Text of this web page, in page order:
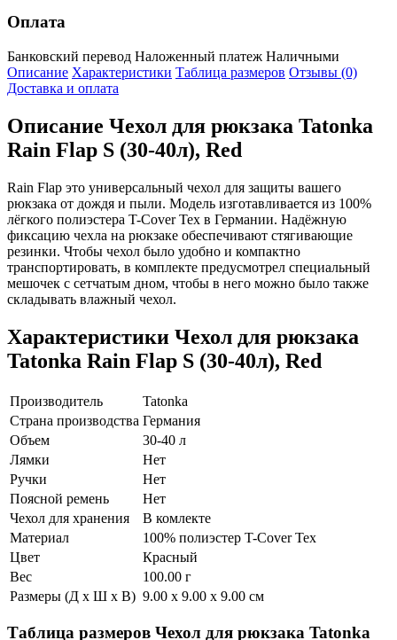
Оплата
Банковский перевод Наложенный платеж Наличными
Описание Характеристики Таблица размеров Отзывы (0)
Доставка и оплата
Описание Чехол для рюкзака Tatonka
Rain Flap S (30-40л), Red
Rain Flap это универсальный чехол для защиты вашего
рюкзака от дождя и пыли. Модель изготавливается из 100%
лёгкого полиэстера T-Cover Tex в Германии. Надёжную
фиксацию чехла на рюкзаке обеспечивают стягивающие
резинки. Чтобы чехол было удобно и компактно
транспортировать, в комплекте предусмотрел специальный
мешочек с сетчатым дном, чтобы в него можно было также
складывать влажный чехол.
Характеристики Чехол для рюкзака
Tatonka Rain Flap S (30-40л), Red
Производитель
Tatonka
Страна производства Германия
Объем
30-40 л
Лямки
Нет
Ручки
Нет
Поясной ремень
Нет
Чехол для хранения
В комлекте
Материал
100% полиэстер T-Cover Tex
Цвет
Красный
Вес
100.00 г
Размеры (Д х Ш х В) 9.00 x 9.00 x 9.00 см
Таблица размеров Чехол для рюкзака Tatonka